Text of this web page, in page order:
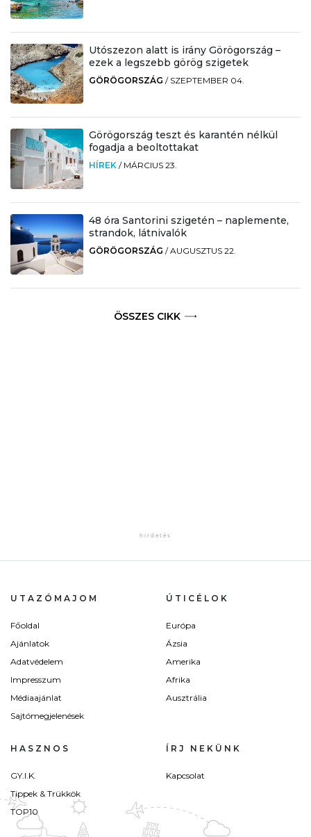
Utószezon alatt is irány Görögország –
ezek a legszebb görög szigetek
GÖRÖGORSZÁG / SZEPTEMBER 04.
Görögország teszt és karantén nélkül
fogadja a beoltottakat
HÍREK / MÁRCIUS 23.
48 óra Santorini szigetén – naplemente,
strandok, látnivalók
GÖRÖGORSZÁG /AUGUSZTUS 22.
ÖSSZES CIKK
UTAZÓMAJOM
Főoldal
Ajánlatok
Adatvédelem
Impresszum
Médiaajánlat
Sajtómegjelenések
ÚTICÉLOK
Európa
Ázsia
Amerika
Afrika
Ausztrália
HASZNOS
GY.I.K.
Tippek & Trükkök
TOP10
ÍRJ NEKÜNK
Kapcsolat